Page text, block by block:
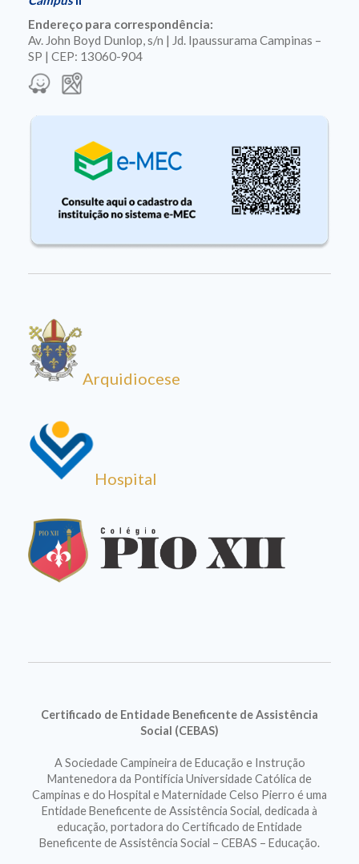
Endereço para correspondência:
Av. John Boyd Dunlop, s/n | Jd. Ipaussurama Campinas –
SP | CEP: 13060-904
Arquidiocese
Hospital
Certificado de Entidade Beneficente de Assistência
Social (CEBAS)
A Sociedade Campineira de Educação e Instrução
Mantenedora da Pontifícia Universidade Católica de
Campinas e do Hospital e Maternidade Celso Pierro é uma
Entidade Beneficente de Assistência Social, dedicada à
educação, portadora do Certificado de Entidade
Beneficente de Assistência Social – CEBAS – Educação.